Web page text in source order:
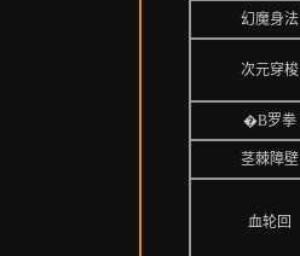
幻魔身法
次元穿梭
�B罗拳
茎棘障壁
血轮回